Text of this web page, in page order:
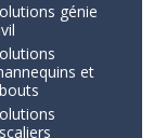
génie
et